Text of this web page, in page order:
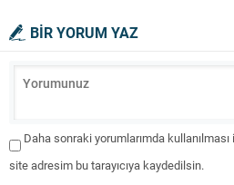
BİR YORUM YAZ
Daha sonraki yorumlarımda
site adresim bu tarayıcıya kaydedilsin.